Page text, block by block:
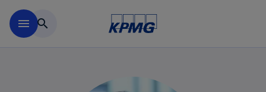
menu search